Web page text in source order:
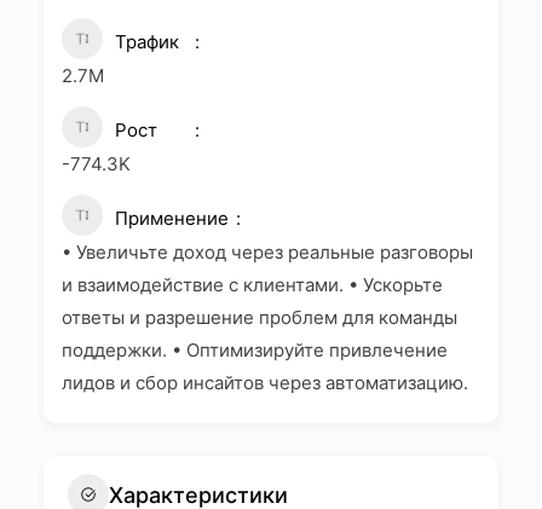
Трафик
2.7M
Рост
-774.3K
Применение
• Увеличьте доход через реальные разговоры
и взаимодействие с клиентами. • Ускорьте
ответы и разрешение проблем для команды
поддержки. • Оптимизируйте привлечение
лидов и сбор инсайтов через автоматизацию.
Характеристики